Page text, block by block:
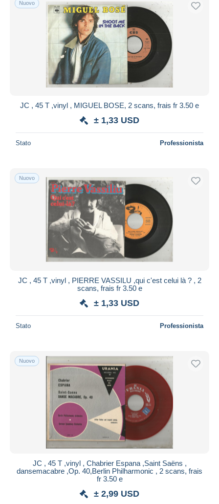
Spedizione gratuita
Metodi di pagamento
PayPal
Bonifico bancario
Visa
Mastercard
iDeal
Maestro
Aggiorna
Nuovo
JC , 45 T ,vinyl , MIGUEL BOSE, 2 scans, frais fr 3.50 e
± 1,33 USD
Stato Professionista
Nuovo
JC , 45 T ,vinyl , PIERRE VASSILU ,qui c'est celui là ? , 2
scans, frais fr 3.50 e
± 1,33 USD
Stato Professionista
Nuovo
JC , 45 T ,vinyl , Chabrier Espana ,Saint Saëns ,
dansemacabre ,Op. 40,Berlin Philharmonic , 2 scans, frais
fr 3.50 e
± 2,99 USD